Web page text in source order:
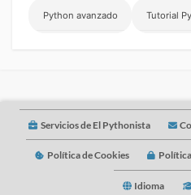
Python avanzado Tutorial
Servicios de El Pythonista
Política de Cookies
Idioma